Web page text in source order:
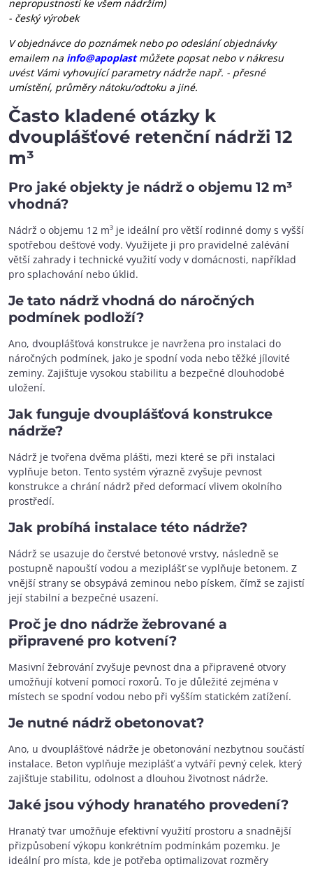
nepropustnosti ke všem nádržím)
- český výrobek
V objednávce do poznámek nebo po odeslání objednávky
emailem na info@apoplastmůžete popsat nebo v nákresu
uvést Vámi vyhovující parametry nádrže např. - přesné
umístění, průměry nátoku/odtoku a jiné.
Často kladené otázky k
dvouplášťové retenční nádrži 12
m³
Pro jaké objekty je nádrž o objemu 12 m³
vhodná?
Nádrž o objemu 12 m³ je ideální pro větší rodinné domy s vyšší
spotřebou dešťové vody. Využijete ji pro pravidelné zalévání
větší zahrady i technické využití vody v domácnosti, například
pro splachování nebo úklid.
Je tato nádrž vhodná do náročných
podmínek podloží?
Ano, dvouplášťová konstrukce je navržena pro instalaci do
náročných podmínek, jako je spodní voda nebo těžké jílovité
zeminy. Zajišťuje vysokou stabilitu a bezpečné dlouhodobé
uložení.
Jak funguje dvouplášťová konstrukce
nádrže?
Nádrž je tvořena dvěma plášti, mezi které se při instalaci
vyplňuje beton. Tento systém výrazně zvyšuje pevnost
konstrukce a chrání nádrž před deformací vlivem okolního
prostředí.
Jak probíhá instalace této nádrže?
Nádrž se usazuje do čerstvé betonové vrstvy, následně se
postupně napouští vodou a meziplášť se vyplňuje betonem. Z
vnější strany se obsypává zeminou nebo pískem, čímž se zajistí
její stabilní a bezpečné usazení.
Proč je dno nádrže žebrované a
připravené pro kotvení?
Masivní žebrování zvyšuje pevnost dna a připravené otvory
umožňují kotvení pomocí roxorů. To je důležité zejména v
místech se spodní vodou nebo při vyšším statickém zatížení.
Je nutné nádrž obetonovat?
Ano, u dvouplášťové nádrže je obetonování nezbytnou součástí
instalace. Beton vyplňuje meziplášť a vytváří pevný celek, který
zajišťuje stabilitu, odolnost a dlouhou životnost nádrže.
Jaké jsou výhody hranatého provedení?
Hranatý tvar umožňuje efektivní využití prostoru a snadnější
přizpůsobení výkopu konkrétním podmínkám pozemku. Je
ideální pro místa, kde je potřeba optimalizovat rozměry